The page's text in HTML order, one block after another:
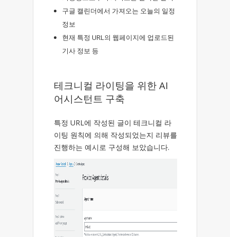
구글 캘린더에서 가져오는 오늘의 일정
정보
현재 특정 URL의 웹페이지에 업로드된
기사 정보 등
테크니컬 라이팅을 위한 AI
어시스턴트 구축
특정 URL에 작성된 글이 테크니컬 라
이팅 원칙에 의해 작성되었는지 리뷰를
진행하는 예시로 구성해 보았습니다.